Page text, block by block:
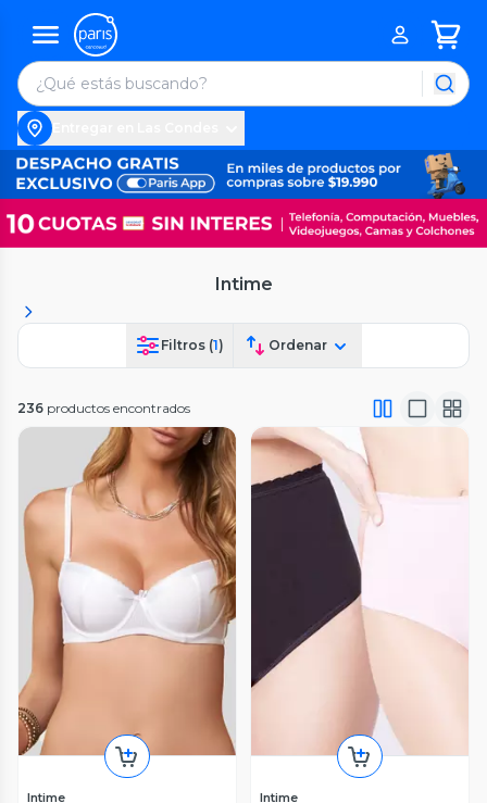
Intime
Filtros (1) Ordenar
236 productos encontrados
Intime Intime